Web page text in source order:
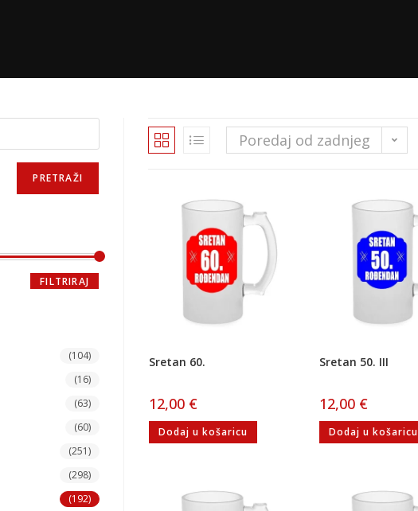
PRETRAŽI
FILTRIRAJ
(104)
(16)
(63)
(60)
(251)
(298)
(192)
Poredaj od zadnjeg
Sretan 60.
12,00 €
Dodaj u košaricu
Sretan 50. III
12,00 €
Dodaj u košaricu